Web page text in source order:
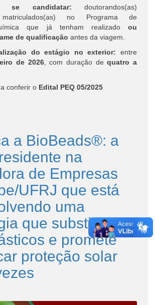
se candidatar: doutorandos(as)
matriculados(as) no Programa de
que já tenham realizado ou
de qualificação antes da viagem.
do estágio no exterior: entre
de 2026, com duração dequatro a
conferir o Edital PEQ 05/2025
a BioBeads®: a
na
de Empresas
UFRJ que está
uma
que substitui
e promete
proteção solar